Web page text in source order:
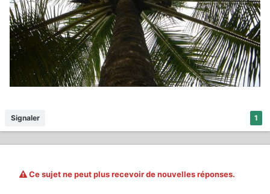
1
Signaler
Ce sujet ne peut plus recevoir de nouvelles réponses.